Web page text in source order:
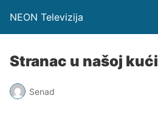
NEON Televizija
Stranac u našoj kući
Senad